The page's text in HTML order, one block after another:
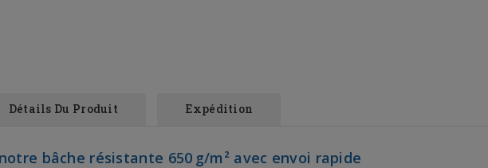
Détails Du Produit Expédition
bâche résistante 650 g/m² avec envoi rapide